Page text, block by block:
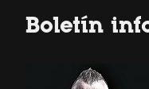
Boletín